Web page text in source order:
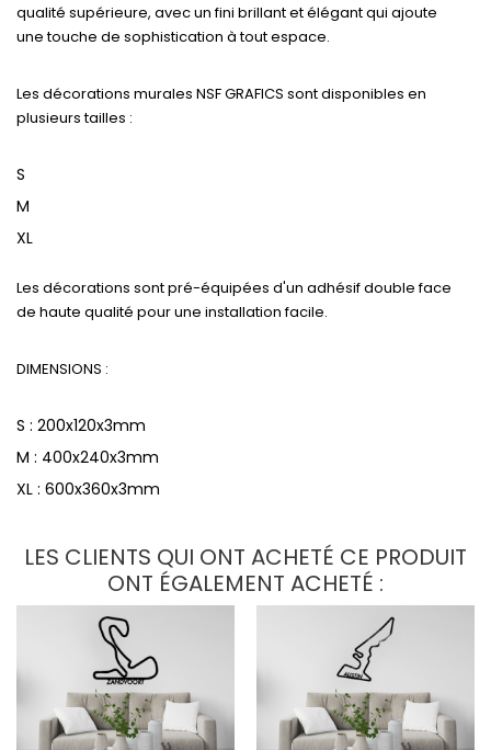
qualité supérieure, avec un fini brillant et élégant qui ajoute
une touche de sophistication à tout espace.
Les décorations murales NSF GRAFICS sont disponibles en
plusieurs tailles :
S
M
XL
Les décorations sont pré-équipées d'un adhésif double face
de haute qualité pour une installation facile.
DIMENSIONS :
S : 200x120x3mm
M : 400x240x3mm
XL : 600x360x3mm
LES CLIENTS QUI ONT ACHETÉ CE PRODUIT
ONT ÉGALEMENT ACHETÉ :